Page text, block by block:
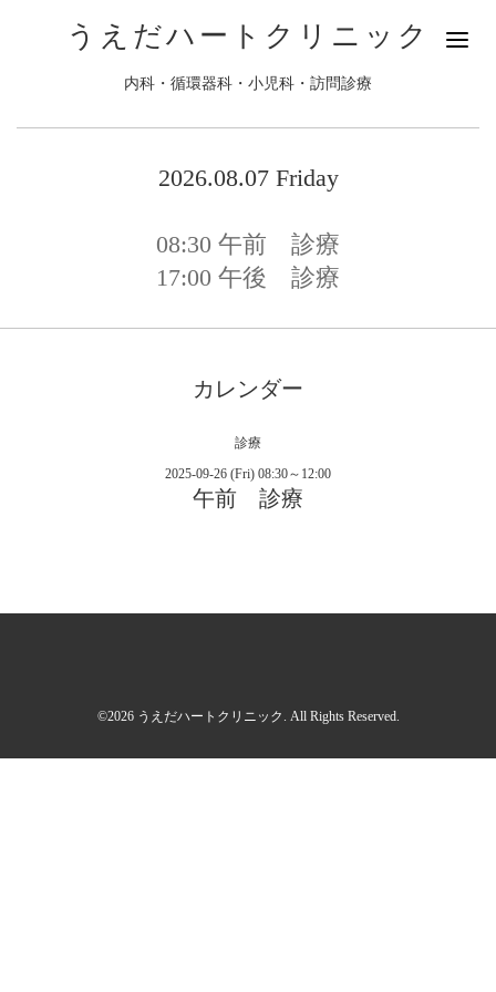
うえだハートクリニック
内科・循環器科・小児科・訪問診療
2026.08.07 Friday
08:30 午前 診療
17:00 午後 診療
カレンダー
診療
2025-09-26 (Fri) 08:30～12:00
午前 診療
©2026 うえだハートクリニック . All Rights Reserved.